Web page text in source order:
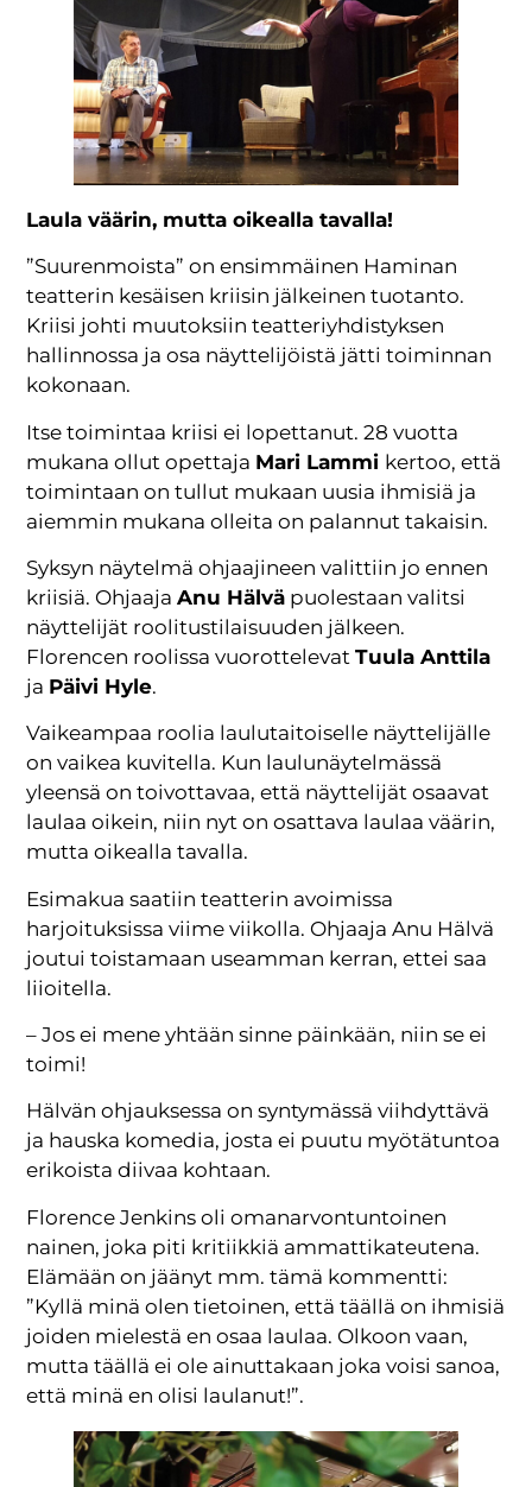
Laula väärin, mutta oikealla tavalla!
”Suurenmoista” on ensimmäinen Haminan
teatterin kesäisen kriisin jälkeinen tuotanto.
Kriisi johti muutoksiin teatteriyhdistyksen
hallinnossa ja osa näyttelijöistä jätti toiminnan
kokonaan.
Itse toimintaa kriisi ei lopettanut. 28 vuotta
mukana ollut opettaja Mari Lammi kertoo, että
toimintaan on tullut mukaan uusia ihmisiä ja
aiemmin mukana olleita on palannut takaisin.
Syksyn näytelmä ohjaajineen valittiin jo ennen
kriisiä. OhjaajaAnu Hälvä puolestaan valitsi
näyttelijät roolitustilaisuuden jälkeen.
Florencen roolissa vuorottelevatTuula Anttila
ja Päivi Hyle.
Vaikeampaa roolia laulutaitoiselle näyttelijälle
on vaikea kuvitella. Kun laulunäytelmässä
yleensä on toivottavaa, että näyttelijät osaavat
laulaa oikein, niin nyt on osattava laulaa väärin,
mutta oikealla tavalla.
Esimakua saatiin teatterin avoimissa
harjoituksissa viime viikolla. Ohjaaja Anu Hälvä
joutui toistamaan useamman kerran, ettei saa
liioitella.
– Jos ei mene yhtään sinne päinkään, niin se ei
toimi!
Hälvän ohjauksessa on syntymässä viihdyttävä
ja hauska komedia, josta ei puutu myötätuntoa
erikoista diivaa kohtaan.
Florence Jenkins oli omanarvontuntoinen
nainen, joka piti kritiikkiä ammattikateutena.
Elämään on jäänyt mm. tämä kommentti:
”Kyllä minä olen tietoinen, että täällä on ihmisiä
joiden mielestä en osaa laulaa. Olkoon vaan,
mutta täällä ei ole ainuttakaan joka voisi sanoa,
että minä en olisi laulanut!”.